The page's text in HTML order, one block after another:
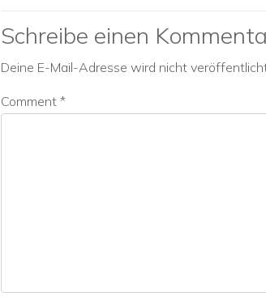
Schreibe einen
Deine E-Mail-Adresse wird nicht
Comment *